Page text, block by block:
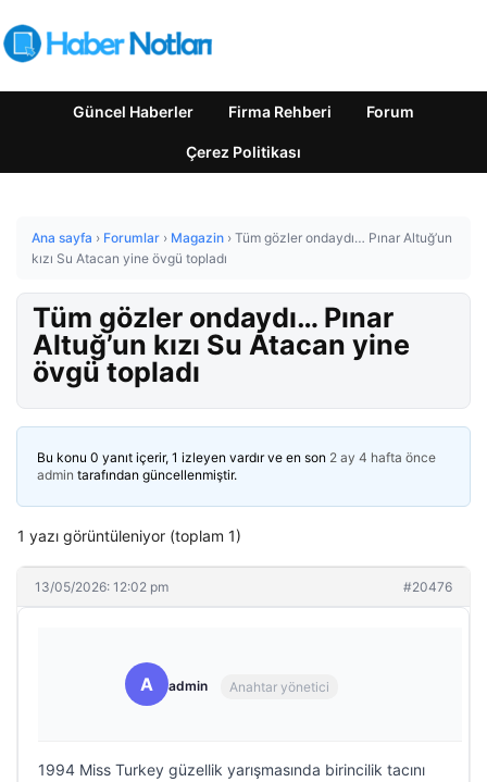
Güncel Haberler Firma Rehberi Forum
Çerez Politikası
Ana sayfa › Forumlar › Magazin › Tüm gözler ondaydı… Pınar Altuğ’un
kızı Su Atacan yine övgü topladı
Tüm gözler ondaydı… Pınar
Altuğ’un kızı Su Atacan yine
övgü topladı
Bu konu 0 yanıt içerir, 1 izleyen vardır ve en son 2 ay 4 hafta önce
admin tarafından güncellenmiştir.
1 yazı görüntüleniyor (toplam 1)
13/05/2026: 12:02 pm #20476
A admin Anahtar yönetici
1994 Miss Turkey güzellik yarışmasında birincilik tacını